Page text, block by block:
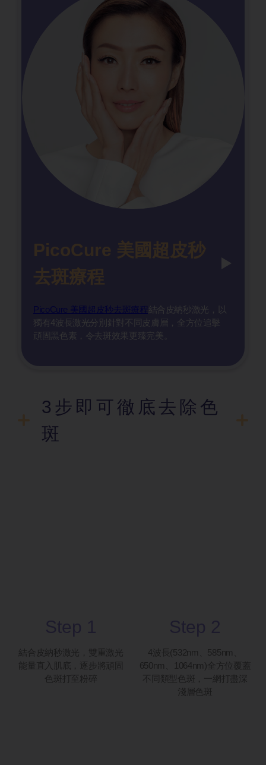
PicoCure 美國超皮秒
去斑療程
PicoCure 美國超皮秒去斑療程 結合皮納秒激光，以
獨有4波長激光分別針對不同皮膚層，全方位追擊
頑固黑色素，令去斑效果更臻完美。
3步即可徹底去除色
斑
結合皮納秒激光，雙重激光
能量直入肌底，逐步將頑固
色斑打至粉碎
4波長(532nm、585nm、
650nm、1064nm)全方位覆蓋
不同類型色斑，一網打盡深
淺層色斑